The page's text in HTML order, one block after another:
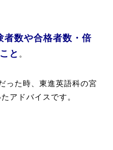
者数や合格者数・倍
と 。
った時、東進英語科の宮
アドバイスです。